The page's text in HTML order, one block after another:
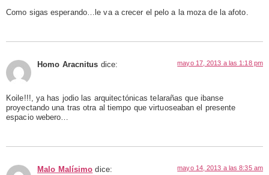
Como sigas esperando…le va a crecer el pelo a la moza de la afoto.
Homo Aracnitus dice: mayo 17, 2013 a las 1:18 pm
Koile!!!, ya has jodio las arquitectónicas telarañas que ibanse
proyectando una tras otra al tiempo que virtuoseaban el presente
espacio webero…
Malo Malísimo dice: mayo 14, 2013 a las 8:35 am